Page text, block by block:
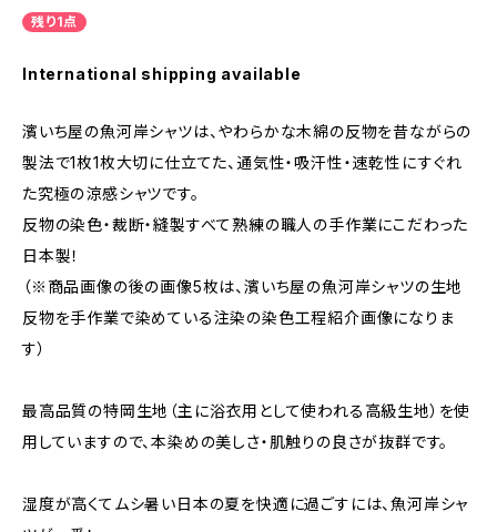
残り1点
International shipping available
濱いち屋の魚河岸シャツは、やわらかな木綿の反物を昔ながらの
製法で1枚1枚大切に仕立てた、通気性・吸汗性・速乾性にすぐれ
た究極の涼感シャツです。
反物の染色・裁断・縫製すべて熟練の職人の手作業にこだわった
日本製！
（※商品画像の後の画像5枚は、濱いち屋の魚河岸シャツの生地
反物を手作業で染めている注染の染色工程紹介画像になりま
す）
最高品質の特岡生地（主に浴衣用として使われる高級生地）を使
用していますので、本染めの美しさ・肌触りの良さが抜群です。
湿度が高くてムシ暑い日本の夏を快適に過ごすには、魚河岸シャ